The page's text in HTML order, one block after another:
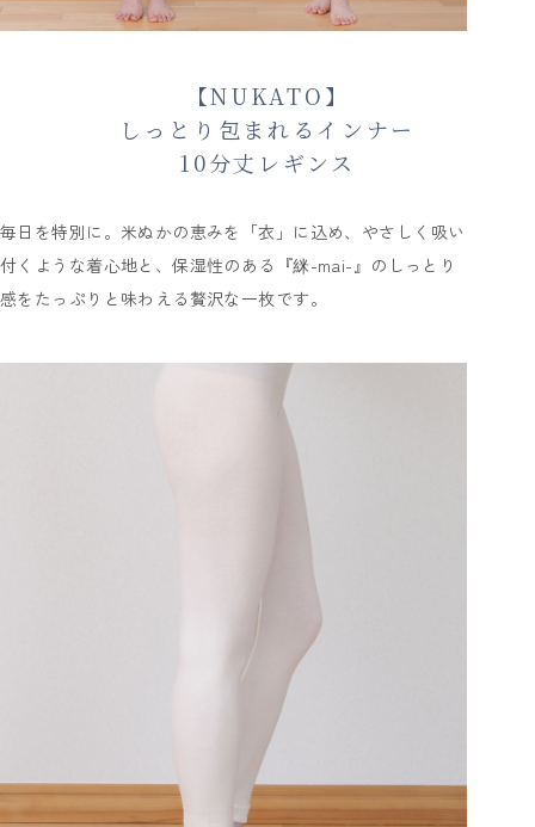
【NUKATO】
しっとり包まれるインナー
10分丈レギンス
毎日を特別に。米ぬかの恵みを「衣」に込め、やさしく吸い
付くような着心地と、保湿性のある『䋛-mai-』のしっとり
感をたっぷりと味わえる贅沢な一枚です。